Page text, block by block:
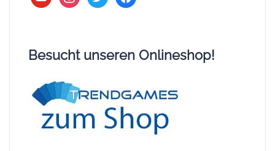
Besucht unseren Onlineshop!